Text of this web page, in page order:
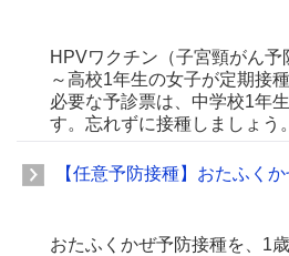
HPVワクチン（子宮頸がん
～高校1年生の女子が定期接
必要な予診票は、中学校1年
す。忘れずに接種しましょう。
【任意予防接種】おたふく
おたふくかぜ予防接種を、1